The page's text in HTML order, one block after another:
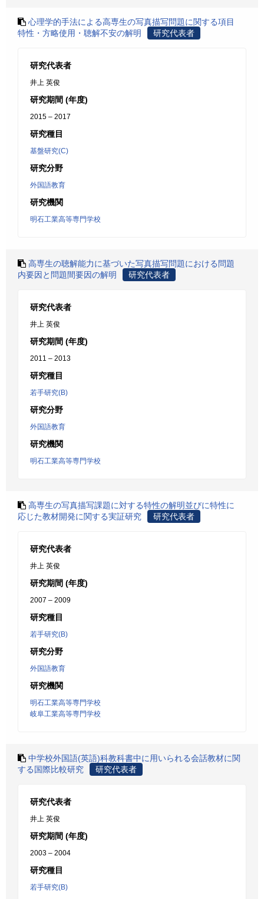
心理学的手法による高専生の写真描写問題に関する項目
特性・方略使用・聴解不安の解明
研究代表者
研究代表者
井上 英俊
研究期間 (年度)
2015 – 2017
研究種目
基盤研究(C)
研究分野
外国語教育
研究機関
明石工業高等専門学校
高専生の聴解能力に基づいた写真描写問題における問題
内要因と問題間要因の解明
研究代表者
研究代表者
井上 英俊
研究期間 (年度)
2011 – 2013
研究種目
若手研究(B)
研究分野
外国語教育
研究機関
明石工業高等専門学校
高専生の写真描写課題に対する特性の解明並びに特性に
応じた教材開発に関する実証研究
研究代表者
研究代表者
井上 英俊
研究期間 (年度)
2007 – 2009
研究種目
若手研究(B)
研究分野
外国語教育
研究機関
明石工業高等専門学校
岐阜工業高等専門学校
中学校外国語(英語)科教科書中に用いられる会話教材に関
する国際比較研究
研究代表者
研究代表者
井上 英俊
研究期間 (年度)
2003 – 2004
研究種目
若手研究(B)